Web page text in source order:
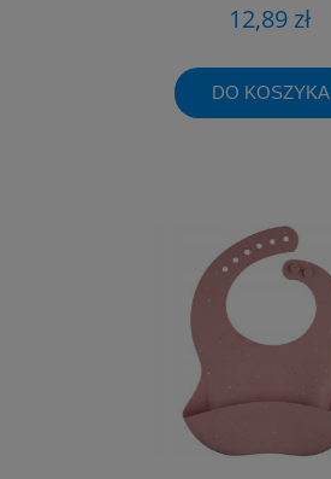
12,89 zł
DO KOSZYKA